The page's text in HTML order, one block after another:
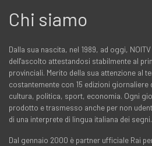
Chi siamo
Dalla sua nascita, nel 1989, ad oggi,
dell'ascolto attestandosi stabilmente al
provinciali. Merito della sua attenzione al
costantemente con 15 edizioni
cultura, politica, sport, economia. Ogni
prodotto e trasmesso anche per non
di una interprete di lingua italiana dei segni.
Dal gennaio 2000 è partner ufficiale Rai